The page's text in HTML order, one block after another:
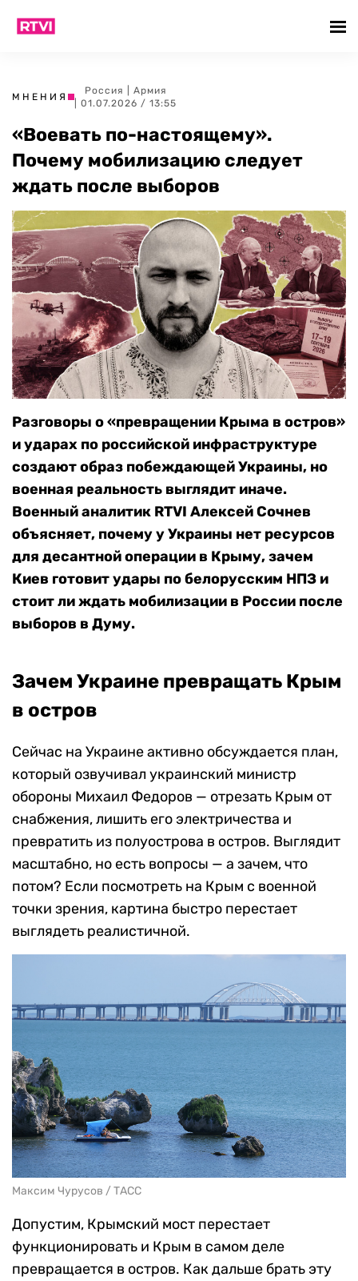
МНЕНИЯ
Россия
Армия
| 01.07.2026 / 13:55
«Воевать по-настоящему».
Почему мобилизацию следует
ждать после выборов
Разговоры о «превращении Крыма в остров»
и ударах по российской инфраструктуре
создают образ побеждающей Украины, но
военная реальность выглядит иначе.
Военный аналитик RTVI Алексей Сочнев
объясняет, почему у Украины нет ресурсов
для десантной операции в Крыму, зачем
Киев готовит удары по белорусским НПЗ и
стоит ли ждать мобилизации в России после
выборов в Думу.
Зачем Украине превращать Крым
в остров
Сейчас на Украине активно обсуждается план,
который озвучивал украинский министр
обороны Михаил Федоров — отрезать Крым от
снабжения, лишить его электричества и
превратить из полуострова в остров. Выглядит
масштабно, но есть вопросы — а зачем, что
потом? Если посмотреть на Крым с военной
точки зрения, картина быстро перестает
выглядеть реалистичной.
Максим Чурусов / ТАСС
Допустим, Крымский мост перестает
функционировать и Крым в самом деле
превращается в остров. Как дальше брать эту